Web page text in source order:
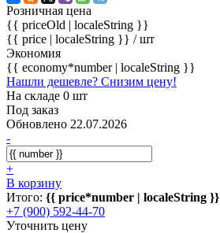
Розничная цена
{{ priceOld | localeString }}
{{ price | localeString }} / шт
Экономия
{{ economy*number | localeString }}
Нашли дешевле? Снизим цену!
На складе 0 шт
Под заказ
Обновлено 22.07.2026
-
+
В корзину
Итого: {{ price*number | localeString }}
+7 (900) 592-44-70
Уточнить цену